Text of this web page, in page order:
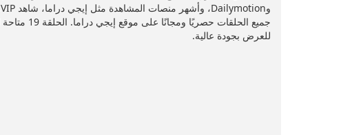
للعرض بجودة عالية.